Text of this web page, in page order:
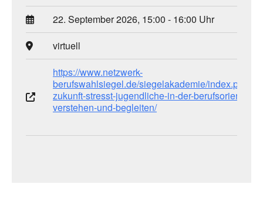
22. September 2026, 15:00 - 16:00 Uhr
virtuell
https://www.netzwerk-
berufswahlsiegel.de/siegelakademie/index.php/
zukunft-stresst-jugendliche-in-der-
verstehen-und-begleiten/